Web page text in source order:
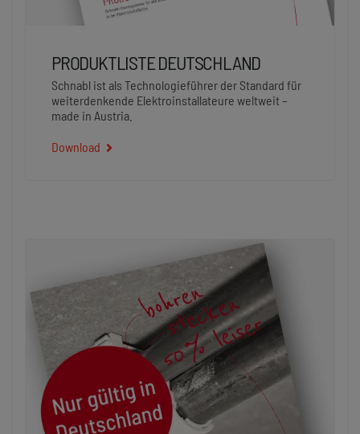
PRODUKTLISTE DEUTSCHLAND
Schnabl ist als Technologieführer der Standard für
weiterdenkende Elektroinstallateure weltweit –
made in Austria.
Download